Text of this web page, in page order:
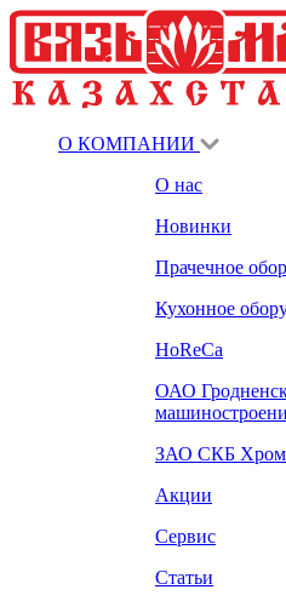
О КОМПАНИИ
О нас
Новинки
Прачечное
Кухонное
HoReCa
ОАО
ЗАО СКБ
Акции
Сервис
Статьи